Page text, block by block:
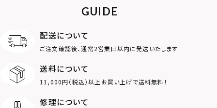
オンラインストア
ギフトボックス
ダブルリング
GUIDE
配送について
ご注文確認後、通常2営業日以内に発送いたします
送料について
11,000円（税込）以上お買い上げで送料無料！
修理について